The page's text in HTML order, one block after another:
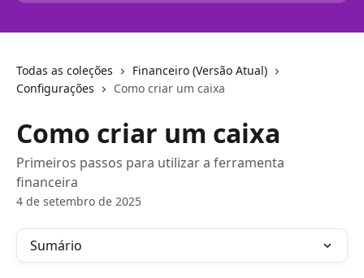
Todas as coleções
Financeiro (Versão Atual)
Configurações
Como criar um caixa
Como criar um caixa
Primeiros passos para utilizar a ferramenta
financeira
4 de setembro de 2025
Sumário